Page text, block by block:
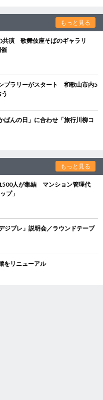
もっと見る
共演 歌舞伎座そばのギャラリ
プラリーがスタート 和歌山市内5
んの日」に合わせ「旅行川柳コ
もっと見る
人が集結 マンション管理代
プ」
ブレ」説明会／ラウンドテーブ
をリニューアル